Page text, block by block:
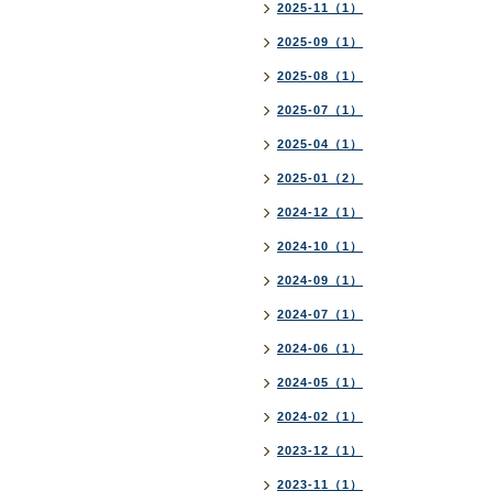
2025-11（1）
2025-09（1）
2025-08（1）
2025-07（1）
2025-04（1）
2025-01（2）
2024-12（1）
2024-10（1）
2024-09（1）
2024-07（1）
2024-06（1）
2024-05（1）
2024-02（1）
2023-12（1）
2023-11（1）